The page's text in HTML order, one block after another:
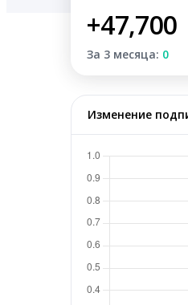
+47,700
За 3 месяца: 0
Изменение